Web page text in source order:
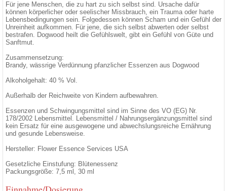
Für jene Menschen, die zu hart zu sich selbst sind. Ursache dafür
können körperlicher oder seelischer Missbrauch, ein Trauma oder harte
Lebensbedingungen sein. Folgedessen können Scham und ein Gefühl der
Unreinheit aufkommen. Für jene, die sich selbst abwerten oder selbst
bestrafen. Dogwood heilt die Gefühlswelt, gibt ein Gefühl von Güte und
Sanftmut.
Zusammensetzung:
Brandy, wässrige Verdünnung pfanzlicher Essenzen aus Dogwood
Alkoholgehalt: 40 % Vol.
Außerhalb der Reichweite von Kindern aufbewahren.
Essenzen und Schwingungsmittel sind im Sinne des VO (EG) Nr.
178/2002 Lebensmittel. Lebensmittel / Nahrungsergänzungsmittel sind
kein Ersatz für eine ausgewogene und abwechslungsreiche Ernährung
und gesunde Lebensweise.
Hersteller: Flower Essence Services USA
Gesetzliche Einstufung: Blütenessenz
Packungsgröße: 7,5 ml, 30 ml